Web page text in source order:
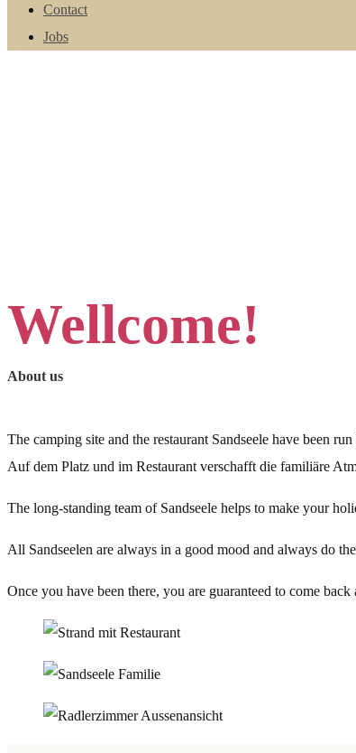
Contact
Jobs
Wellcome!
About us
The camping site and the restaurant Sandseele have been
Auf dem Platz und im Restaurant verschafft die familiäre
The long-standing team of Sandseele helps to make your
All Sandseelen are always in a good mood and always do
Once you have been there, you are guaranteed to come back